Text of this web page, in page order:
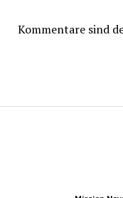
Kommentare sind